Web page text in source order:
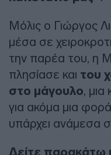
Μόλις ο Γιώργος
μέσα σε
την παρέα του, η
πλησίασε και του
στο μάγουλο, μια
για ακόμα μια
υπάρχει ανάμεσα